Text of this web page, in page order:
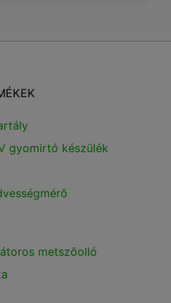
gyomirtó készülék
metszőolló